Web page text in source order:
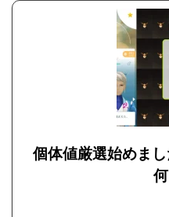
個体値厳選始めま